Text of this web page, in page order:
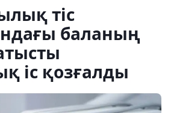
тіс
баланың
іс қозғалды